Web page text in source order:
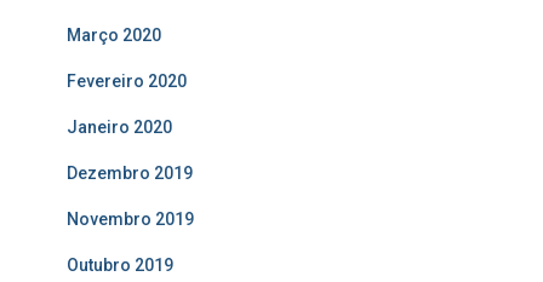
Março 2020
Fevereiro 2020
Janeiro 2020
Dezembro 2019
Novembro 2019
Outubro 2019